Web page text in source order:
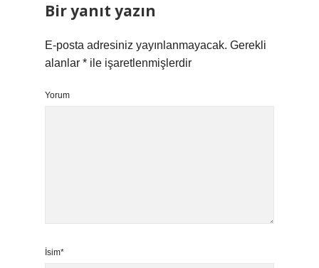
Bir yanıt yazın
E-posta adresiniz yayınlanmayacak. Gerekli
alanlar * ile işaretlenmişlerdir
Yorum
İsim*